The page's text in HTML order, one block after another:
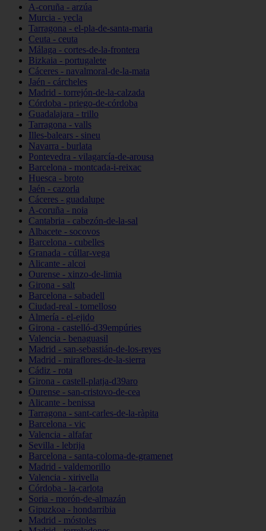
A-coruña - arzúa
Murcia - yecla
Tarragona - el-pla-de-santa-maria
Ceuta - ceuta
Málaga - cortes-de-la-frontera
Bizkaia - portugalete
Cáceres - navalmoral-de-la-mata
Jaén - cárcheles
Madrid - torrejón-de-la-calzada
Córdoba - priego-de-córdoba
Guadalajara - trillo
Tarragona - valls
Illes-balears - sineu
Navarra - burlata
Pontevedra - vilagarcía-de-arousa
Barcelona - montcada-i-reixac
Huesca - broto
Jaén - cazorla
Cáceres - guadalupe
A-coruña - noia
Cantabria - cabezón-de-la-sal
Albacete - socovos
Barcelona - cubelles
Granada - cúllar-vega
Alicante - alcoi
Ourense - xinzo-de-limia
Girona - salt
Barcelona - sabadell
Ciudad-real - tomelloso
Almería - el-ejido
Girona - castelló-d39empúries
Valencia - benaguasil
Madrid - san-sebastián-de-los-reyes
Madrid - miraflores-de-la-sierra
Cádiz - rota
Girona - castell-platja-d39aro
Ourense - san-cristovo-de-cea
Alicante - benissa
Tarragona - sant-carles-de-la-ràpita
Barcelona - vic
Valencia - alfafar
Sevilla - lebrija
Barcelona - santa-coloma-de-gramenet
Madrid - valdemorillo
Valencia - xirivella
Córdoba - la-carlota
Soria - morón-de-almazán
Gipuzkoa - hondarribia
Madrid - móstoles